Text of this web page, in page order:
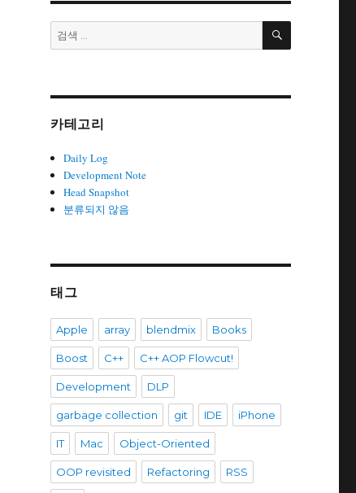
검
색:
검
카테고리
Daily Log
Development Note
Head Snapshot
분류되지 않음
태그
Apple array blendmix Books
Boost C++ C++ AOP Flowcut!
Development DLP
garbage collection git IDE iPhone
IT Mac Object-Oriented
OOP revisited Refactoring RSS